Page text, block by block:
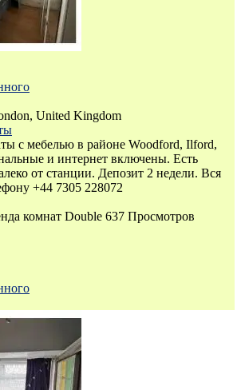
United Kingdom
с мебелью в районе Woodford, Ilford,
и интернет включены. Есть
от станции. Депозит 2 недели. Вся
+44 7305 228072
комнат Double 637 Просмотров